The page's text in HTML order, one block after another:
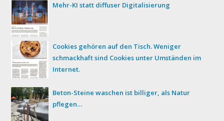
Mehr-KI statt diffuser Digitalisierung
Cookies gehören auf den Tisch. Weniger
schmackhaft sind Cookies unter Umständen im
Internet.
Beton-Steine waschen ist billiger, als Natur
pflegen…